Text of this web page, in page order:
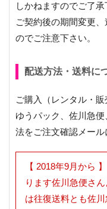
しかねますのでご了承
ご契約後の期間変更
のでご注意下さい。
配送方法・送料に
ご購入（レンタル・
ゆうパック、佐川急
法をご注文確認メール
【 2018年9月から
ります佐川急便さ
は往復送料とも佐